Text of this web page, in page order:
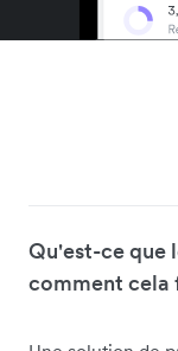
Qu'est-ce que
comment